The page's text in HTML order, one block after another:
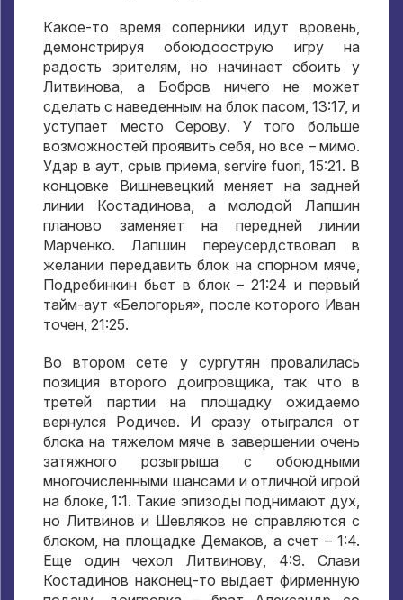
Какое-то время соперники идут вровень,
демонстрируя обоюдоострую игру на
радость зрителям,но начинает сбоить у
Литвинова, а Бобров ничего не может
сделать с наведенным на блок пасом, 13:17, и
уступает место Серову. У того больше
возможностей проявить себя, но все – мимо.
Удар в аут, срыв приема, servire fuori, 15:21. В
концовке Вишневецкий меняет на задней
линии Костадинова, а молодой Лапшин
планово заменяет на передней линии
Марченко.Лапшин переусердствовал в
желании передавить блок на спорном мяче,
Подребинкин бьет в блок – 21:24и первый
тайм-аут «Белогорья», после которого Иван
точен, 21:25.
Во втором сете у сургутян провалилась
позиция второго доигровщика, так что в
третей партии на площадку ожидаемо
вернулся Родичев. И сразу отыгрался от
блока на тяжелом мяче в завершении очень
затяжного розыгрыша с обоюдными
многочисленными шансами и отличной игрой
на блоке, 1:1. Такие эпизоды поднимают дух,
но Литвинов и Шевляков не справляются с
блоком,на площадке Демаков, а счет –1:4.
Еще один чехол Литвинову, 4:9.Слави
Костадинов наконец-то выдает фирменную